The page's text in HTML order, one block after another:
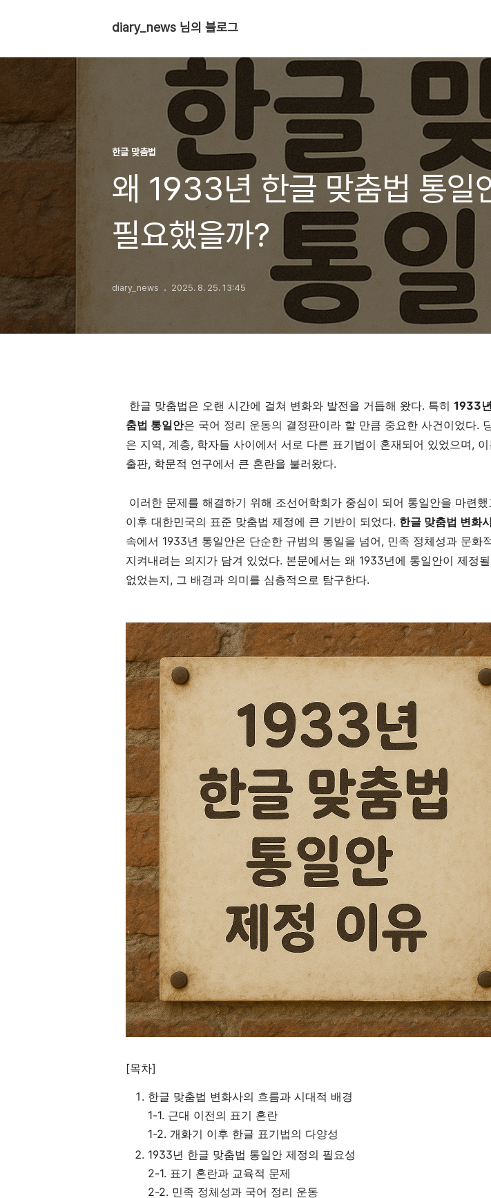
diary_news 님의 블로그
한글 맞춤법
왜 1933년 한글 맞춤법 통일
필요했을까?
diary_news 2025. 8. 25. 13:45
한글 맞춤법은 오랜 시간에 걸쳐 변화와 발전을 거듭해 왔다. 특히 1933
춤법 통일안은 국어 정리 운동의 결정판이라 할 만큼 중요한 사건이었다.
은 지역, 계층, 학자들 사이에서 서로 다른 표기법이 혼재되어 있었으며,
출판, 학문적 연구에서 큰 혼란을 불러왔다.
이러한 문제를 해결하기 위해 조선어학회가 중심이 되어 통일안을 마련했
이후 대한민국의 표준 맞춤법 제정에 큰 기반이 되었다. 한글 맞춤법 변화
속에서 1933년 통일안은 단순한 규범의 통일을 넘어, 민족 정체성과 문화
지켜내려는 의지가 담겨 있었다. 본문에서는 왜 1933년에 통일안이 제정
없었는지, 그 배경과 의미를 심층적으로 탐구한다.
[목차]
한글 맞춤법 변화사의 흐름과 시대적 배경
1-1. 근대 이전의 표기 혼란
1-2. 개화기 이후 한글 표기법의 다양성
1933년 한글 맞춤법 통일안 제정의 필요성
2-1. 표기 혼란과 교육적 문제
2-2. 민족 정체성과 국어 정리 운동